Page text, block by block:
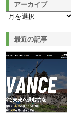
アーカイブ
最近の記事